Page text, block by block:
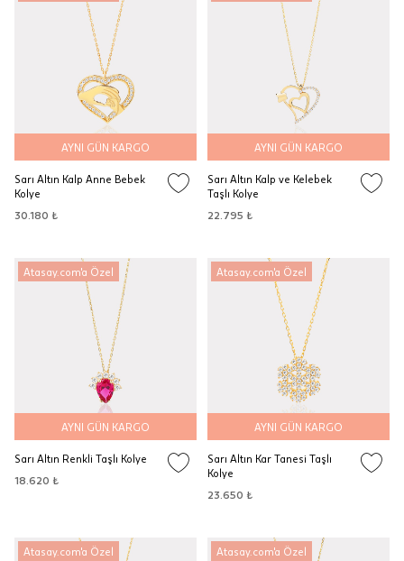
AYNI GÜN KARGO
Sarı Altın Kalp Anne Bebek
Kolye
30.180 ₺
AYNI GÜN KARGO
Sarı Altın Kalp ve Kelebek
Taşlı Kolye
22.795 ₺
Atasay.com'a Özel
AYNI GÜN KARGO
Sarı Altın Renkli Taşlı Kolye
18.620 ₺
Atasay.com'a Özel
AYNI GÜN KARGO
Sarı Altın Kar Tanesi Taşlı
Kolye
23.650 ₺
Atasay.com'a Özel Atasay.com'a Özel